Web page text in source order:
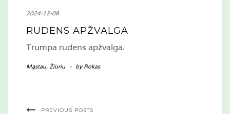
2024-12-08
RUDENS APŽVALGA
Trumpa rudens apžvalga.
Mąstau, Žiūriu - by Rokas
PREVIOUS POSTS